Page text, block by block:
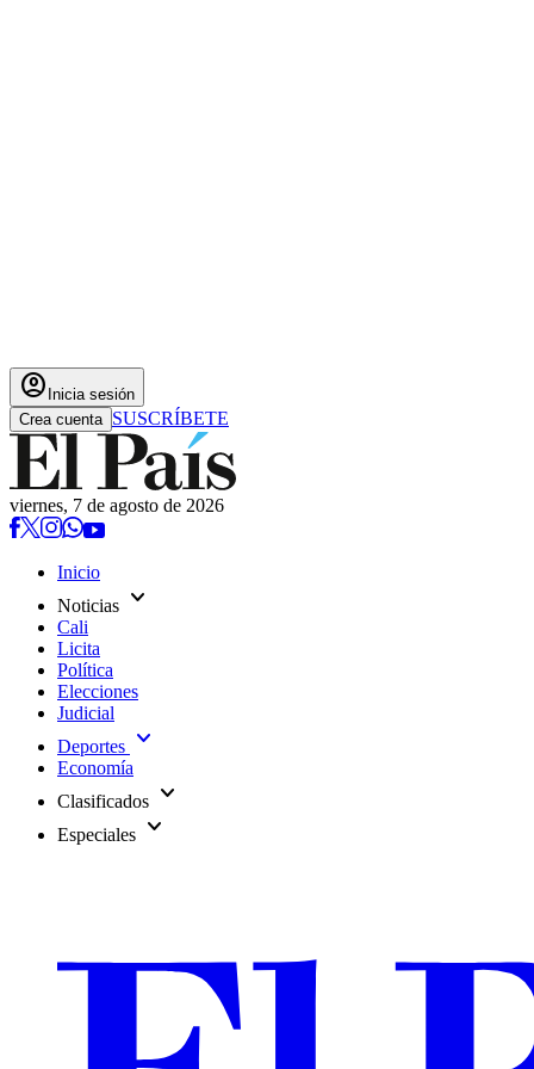
account_circle Inicia sesión
Crea cuenta SUSCRÍBETE
viernes, 7 de agosto de 2026
Inicio
Noticias expand_more
Cali
Licita
Política
Elecciones
Judicial
Deportes expand_more
Economía
Clasificados expand_more
Especiales expand_more